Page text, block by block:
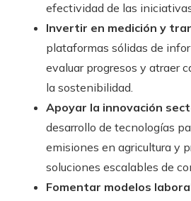
efectividad de las
Invertir en medición y
plataformas sólidas de
evaluar progresos y atraer
la sostenibilidad.
Apoyar la innovación
desarrollo de tecnologías
emisiones en agricultura y
soluciones escalables de
Fomentar modelos